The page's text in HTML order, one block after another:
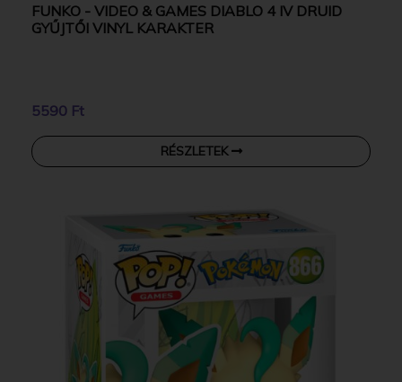
FUNKO - VIDEO & GAMES DIABLO 4 IV DRUID
GYŰJTŐI VINYL KARAKTER
5590 Ft
RÉSZLETEK